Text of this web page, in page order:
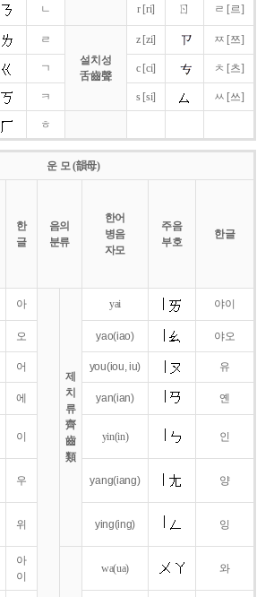
ㄴ r [ri] ㄖ ㄹ [르]
ㄹ
설치성
舌齒聲
z [zi] ㅉ [쯔]
ㄱ c [ci] ㅊ [츠]
ㅋ s [si] ㅆ [쓰]
ㅎ
운 모 (韻母)
한
글
음의
분류
한어
병음
자모
주음
부호
한글
아
제
치
류
齊
齒
類
yai 야이
오 yao(iao) 야오
어 you(iou,iu) 유
에 yan(ian) 옌
이 yin(in) 인
우 yang(iang) 양
위 ying(ing) 잉
아
이
wa(ua) 와